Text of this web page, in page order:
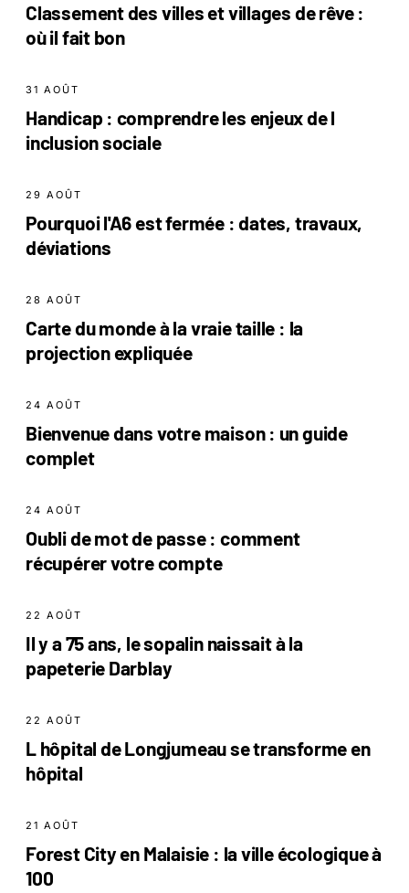
Classement des villes et villages de rêve :
où il fait bon
31 AOÛT
Handicap : comprendre les enjeux de l
inclusion sociale
29 AOÛT
Pourquoi l'A6 est fermée : dates, travaux,
déviations
28 AOÛT
Carte du monde à la vraie taille : la
projection expliquée
24 AOÛT
Bienvenue dans votre maison : un guide
complet
24 AOÛT
Oubli de mot de passe : comment
récupérer votre compte
22 AOÛT
Il y a 75 ans, le sopalin naissait à la
papeterie Darblay
22 AOÛT
L hôpital de Longjumeau se transforme en
hôpital
21 AOÛT
Forest City en Malaisie : la ville écologique à
100